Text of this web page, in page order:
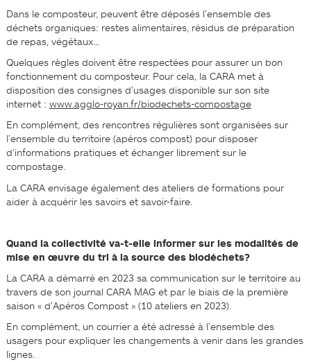
Dans le composteur, peuvent être déposés l’ensemble des
déchets organiques: restes alimentaires, résidus de préparation
de repas, végétaux…
Quelques règles doivent être respectées pour assurer un bon
fonctionnement du composteur. Pour cela, la CARA met à
disposition des consignes d’usages disponible sur son site
internet : www.agglo-royan.fr/biodechets-compostage
En complément, des rencontres régulières sont organisées sur
l’ensemble du territoire (apéros compost) pour disposer
d’informations pratiques et échanger librement sur le
compostage.
La CARA envisage également des ateliers de formations pour
aider à acquérir les savoirs et savoir-faire.
Quand la collectivité va-t-elle informer sur les modalités de
mise en œuvre du tri à la source des biodéchets?
La CARA a démarré en 2023 sa communication sur le territoire au
travers de son journal CARA MAG et par le biais de la première
saison « d’Apéros Compost » (10 ateliers en 2023).
En complément, un courrier a été adressé à l’ensemble des
usagers pour expliquer les changements à venir dans les grandes
lignes.